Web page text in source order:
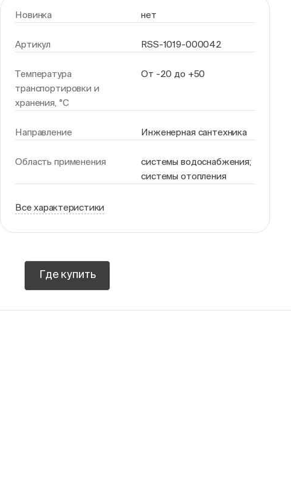
Новинка нет
Артикул RSS-1019-000042
Температура
транспортировки и
хранения, °С
От -20 до +50
Направление Инженерная сантехника
Область применения
системы водоснабжения;
системы отопления
Все характеристики
Где купить